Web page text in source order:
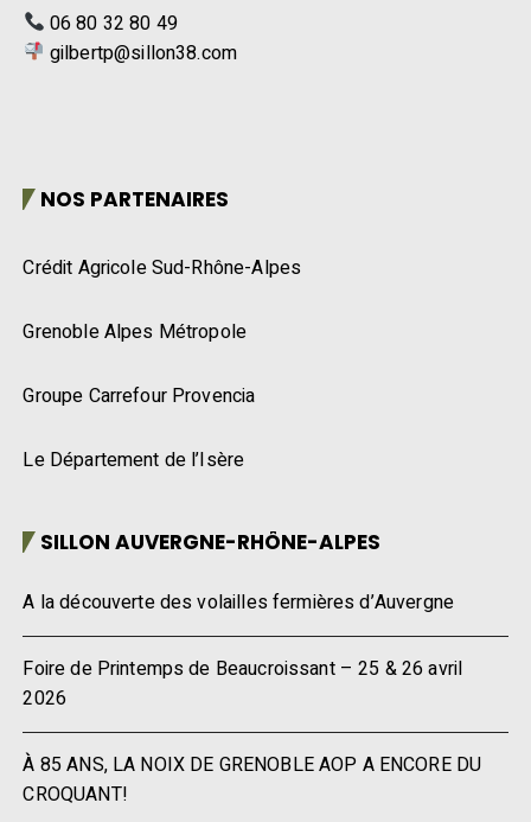
06 80 32 80 49
gilbertp@sillon38.com
NOS PARTENAIRES
Crédit Agricole Sud-Rhône-Alpes
Grenoble Alpes Métropole
Groupe Carrefour Provencia
Le Département de l’Isère
SILLON AUVERGNE-RHÔNE-ALPES
A la découverte des volailles fermières d’Auvergne
Foire de Printemps de Beaucroissant – 25 & 26 avril
2026
À 85 ANS, LA NOIX DE GRENOBLE AOP A ENCORE DU
CROQUANT!